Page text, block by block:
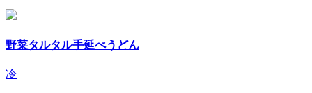
野菜タルタル手延べうどん
冷